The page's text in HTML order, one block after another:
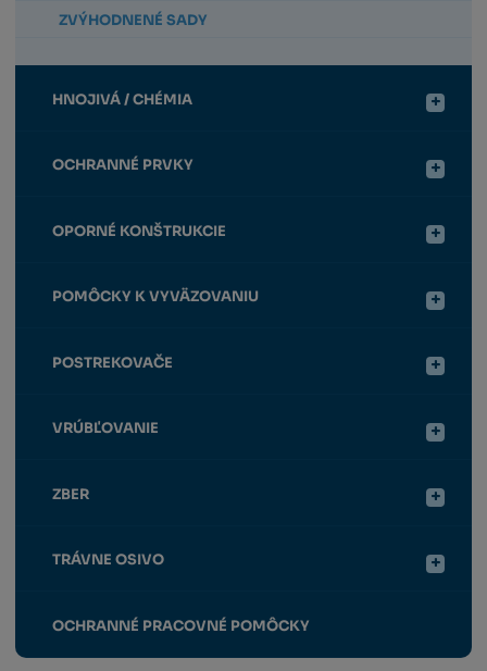
ZVÝHODNENÉ SADY
HNOJIVÁ / CHÉMIA
OCHRANNÉ PRVKY
OPORNÉ KONŠTRUKCIE
POMÔCKY K VYVÄZOVANIU
POSTREKOVAČE
VRÚBĽOVANIE
ZBER
TRÁVNE OSIVO
OCHRANNÉ PRACOVNÉ POMÔCKY